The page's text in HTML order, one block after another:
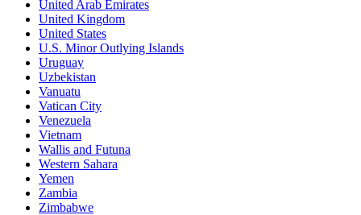
United Arab Emirates
United Kingdom
United States
U.S. Minor Outlying Islands
Uruguay
Uzbekistan
Vanuatu
Vatican City
Venezuela
Vietnam
Wallis and Futuna
Western Sahara
Yemen
Zambia
Zimbabwe